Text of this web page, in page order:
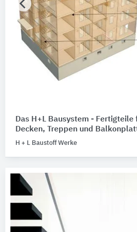
Das H+L Bausystem - Fertigteile
Decken, Treppen und
H + L Baustoff Werke